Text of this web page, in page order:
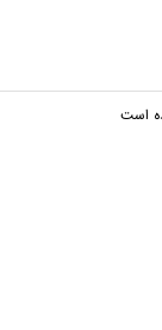
است